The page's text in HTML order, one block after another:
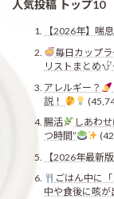
人気投稿 トップ10
【2026年】喘
毎日カップ
リストまとめ
アレルギー？
説！
腸活
しあわ
つ時間”
【2026年最新
ごはん中に
中や食後に咳が